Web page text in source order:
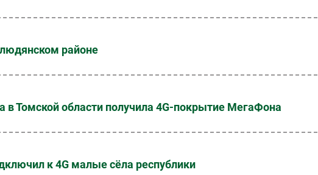
районе
в Томской области получила 4G-покрытие МегаФона
к 4G малые сёла республики